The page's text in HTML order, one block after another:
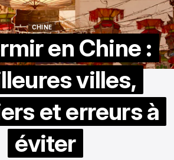
CHINE
en Chine :
villes,
et erreurs à
éviter